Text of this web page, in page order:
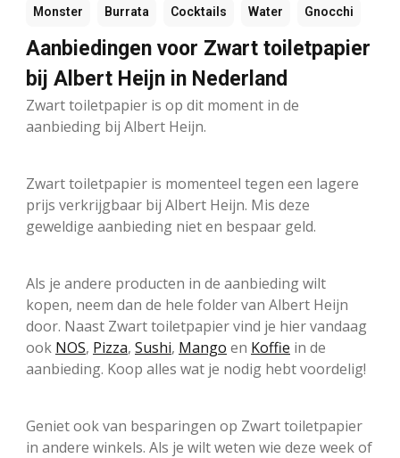
Monster Burrata Cocktails Water Gnocchi
Aanbiedingen voor Zwart toiletpapier
bij Albert Heijn in Nederland
Zwart toiletpapier is op dit moment in de
aanbieding bij Albert Heijn.
Zwart toiletpapier is momenteel tegen een lagere
prijs verkrijgbaar bij Albert Heijn. Mis deze
geweldige aanbieding niet en bespaar geld.
Als je andere producten in de aanbieding wilt
kopen, neem dan de hele folder van Albert Heijn
door. Naast Zwart toiletpapier vind je hier vandaag
ook NOS, Pizza, Sushi, Mango en Koffie in de
aanbieding. Koop alles wat je nodig hebt voordelig!
Geniet ook van besparingen op Zwart toiletpapier
in andere winkels. Als je wilt weten wie deze week of